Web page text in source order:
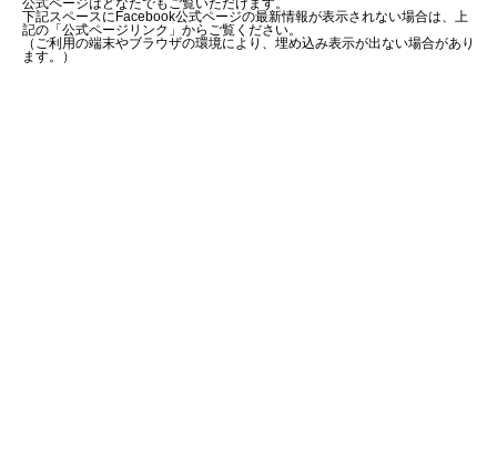
公式ページはどなたでもご覧いただけます。
下記スペースにFacebook公式ページの最新情報が表示されない場合は、上
記の「公式ページリンク」からご覧ください。
（ご利用の端末やブラウザの環境により、埋め込み表示が出ない場合があり
ます。）